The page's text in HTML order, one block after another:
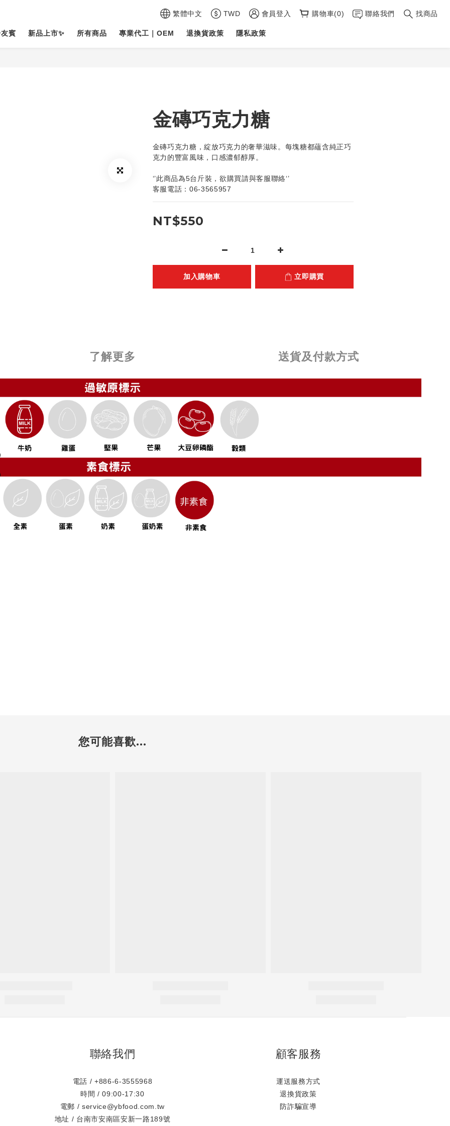
繁體中文 TWD 會員登入 購物車(0) 聯絡我們 找商品
賓 新品上市✨ 所有商品 專業代工｜OEM 退換貨政策 隱私政策
金磚巧克力糖
金磚巧克力糖，綻放巧克力的奢華滋味。每塊糖都蘊含純正巧
克力的豐富風味，口感濃郁醇厚。
‘’此商品為5台斤裝，欲購買請與客服聯絡‘’
客服電話：06-3565957
NT$550
加入購物車 立即購買
了解更多 送貨及付款方式
您可能喜歡...
聯絡我們
電話 / +886-6-3555968
時間 / 09:00-17:30
電郵 / service@ybfood.com.tw
地址 / 台南市安南區安新一路189號
顧客服務
運送服務方式
退換貨政策
防詐騙宣導